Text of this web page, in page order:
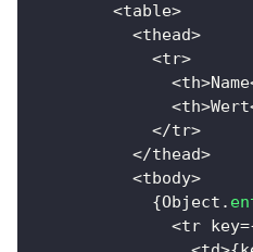
<table>
<thead>
<tr>
<th>Name
<th>Wert
</tr>
</thead>
<tbody>
{Object .
<tr key=